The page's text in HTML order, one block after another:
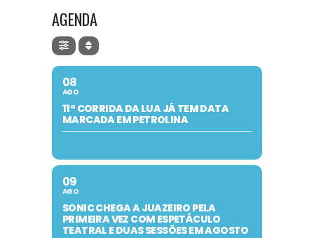
AGENDA
08
AGO
11ª CORRIDA DA LUA JÁ TEM DATA
MARCADA EM PETROLINA
09
AGO
SONIC CHEGA A JUAZEIRO PELA
PRIMEIRA VEZ COM ESPETÁCULO
TEATRAL E DUAS SESSÕES EM AGOSTO